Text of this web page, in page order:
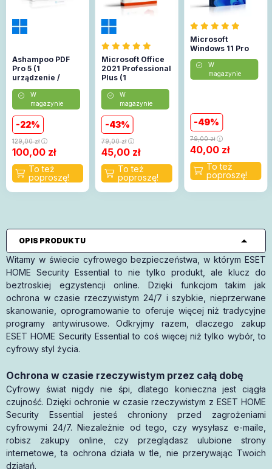
Ashampoo PDF
Pro 5 (1
urządzenie /
W
magazynie
22
129,00zł
100,00 zł
Microsoft Office
2021 Professional
Plus (1
(Aktywacja
online)
W
magazynie
43
79,00zł
45,00zł
Microsoft
Windows 11 Pro
W
magazynie
49
79,00zł
40,00 zł
OPIS PRODUKTU
Witamy w świecie cyfrowego bezpieczeństwa, w którym ESET
HOME Security Essential to nie tylko produkt, ale klucz do
beztroskiej egzystencji online. Dzięki funkcjom takim jak
ochrona w czasie rzeczywistym 24/7 i szybkie, nieprzerwane
skanowanie, oprogramowanie to oferuje więcej niż tradycyjne
programy antywirusowe. Odkryjmy razem, dlaczego zakup
ESET HOME Security Essential to coś więcej niż tylko wybór, to
cyfrowy styl życia.
Ochrona w czasie rzeczywistym przez całą dobę
Cyfrowy świat nigdy nie śpi, dlatego konieczna jest ciągła
czujność. Dzięki ochronie w czasie rzeczywistym z ESET HOME
Security Essential jesteś chroniony przed zagrożeniami
cyfrowymi 24/7. Niezależnie od tego, czy wysyłasz e-maile,
robisz zakupy online, czy przeglądasz ulubione strony
internetowe, ta ochrona działa w tle, nie przerywając Twoich
działań.